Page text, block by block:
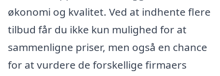
økonomi og kvalitet. Ved at indhente flere
tilbud får du ikke kun mulighed for at
sammenligne priser, men også en chance
for at vurdere de forskellige firmaers